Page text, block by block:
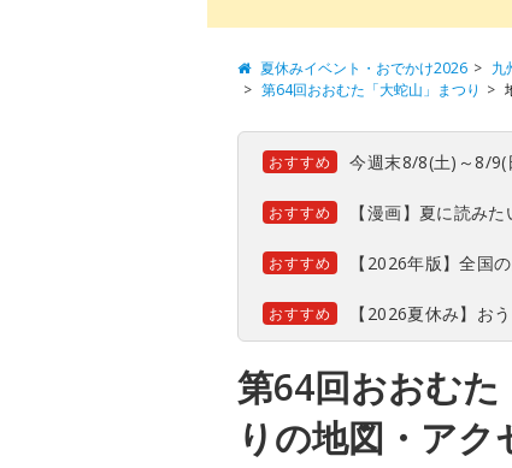
夏休みイベント・おでかけ2026 九
第64回おおむた「大蛇山」まつり
おすすめ 今週末8/8(土)～8/9(
おすすめ 【漫画】夏に読み
おすすめ 【2026年版】全国
おすすめ 【2026夏休み】お
第64回おおむ
りの地図・アク